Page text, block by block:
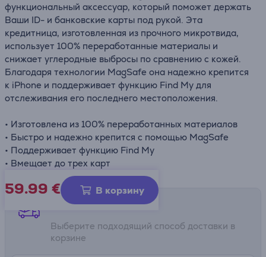
функциональный аксессуар, который поможет держать
Ваши ID- и банковские карты под рукой. Эта
кредитница, изготовленная из прочного микротвида,
использует 100% переработанные материалы и
снижает углеродные выбросы по сравнению с кожей.
Благодаря технологии MagSafe она надежно крепится
к iPhone и поддерживает функцию Find My для
отслеживания его последнего местоположения.
• Изготовлена из 100% переработанных материалов
• Быстро и надежно крепится с помощью MagSafe
• Поддерживает функцию Find My
• Вмещает до трех карт
59.99 € В корзину
Способы доставки
Выберите подходящий способ доставки в
корзине